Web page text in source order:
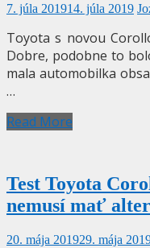
7. júla 201914. júla 2019
Toyota s novou
Dobre, podobne to
mala automobilka
…
Read More
Test Toyota
nemusí mať
20. mája 201929. mája